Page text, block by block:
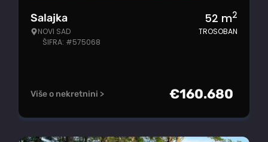
Salajka
NOVI SAD
ŠIFRA: #575068
52 m2
TROSOBAN
Više o nekretnini > €160.680